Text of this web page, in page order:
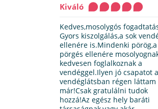
Kiváló
Kedves,mosolygós
Gyors kiszolgálás,a sok
ellenére is.Mindenki pörög,a
pörgés ellenére
kedvesen foglalkoznak a
vendéggel.Ilyen jó csapatot a
vendéglátsban régen láttam
már!Csak gratulálni tudok
hozzá!Az egész hely baráti